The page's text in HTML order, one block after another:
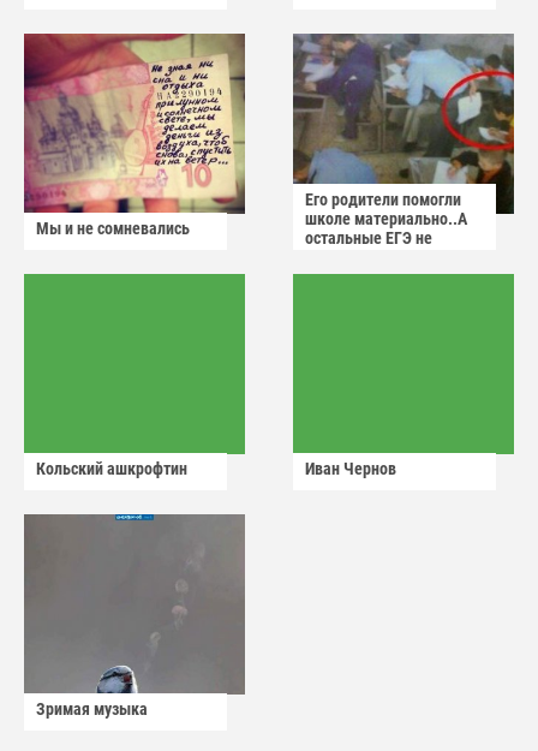
Мы и не сомневались
Его родители помогли
школе материально..А
остальные ЕГЭ не
Кольский ашкрофтин Иван Чернов
Зримая музыка